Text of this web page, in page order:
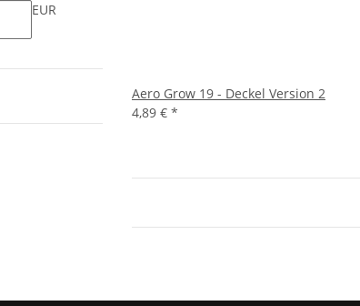
Aero Grow 19 - Deckel Version 2
4,89 € *
EUR